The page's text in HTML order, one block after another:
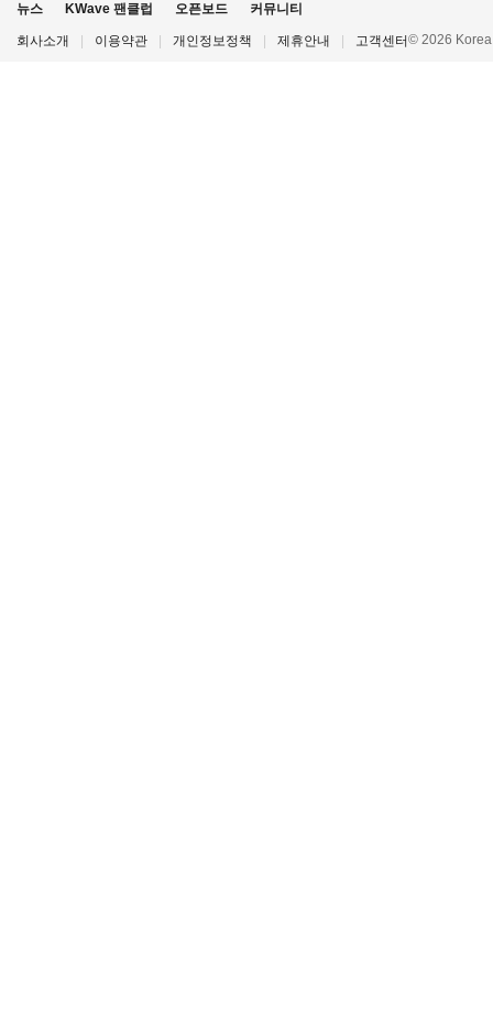
뉴스 KWave 팬클럽 오픈보드 커뮤니티
회사소개 이용약관 개인정보정책 제휴안내 고객센터© 2026